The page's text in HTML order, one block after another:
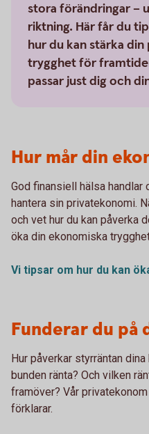
stora förändringar –
riktning. Här får du
hur du kan stärka
trygghet för
passar just dig och
Hur mår din
God finansiell hälsa handlar
hantera sin privatekonomi.
och vet hur du kan påverka
öka din ekonomiska
Vi tipsar om hur du kan
Funderar du på
Hur påverkar styrräntan
bunden ränta? Och vilken
framöver? Vår
förklarar.